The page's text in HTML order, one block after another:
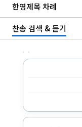
한영제목 차례
찬송 검색 & 듣기
순서대로 한 번 듣기
순서대로 반복 듣기
랜덤으로 듣기
한 곡만 반복 듣기